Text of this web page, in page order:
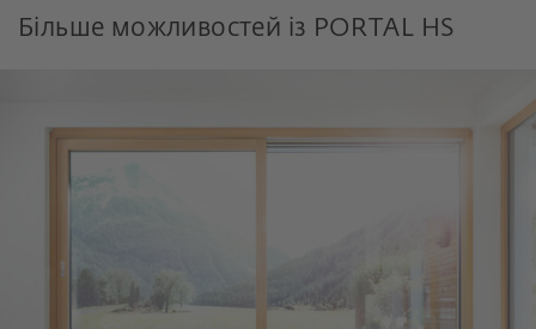
Більше можливостей із PORTAL HS